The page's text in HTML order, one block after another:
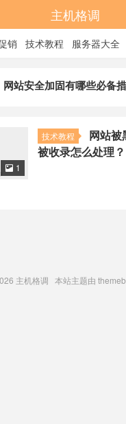
主机格调
销 技术教程 服务器大全
网站安全加固有哪些必备
技术教程
网站被
被收录怎么处理？
 1
主机格调 本站主题由